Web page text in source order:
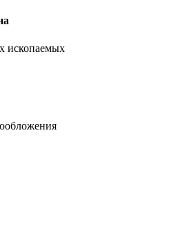
ископаемых